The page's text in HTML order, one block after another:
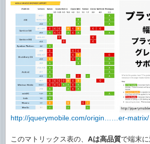
http://jquerymobile.com/origin……er-matrix/
このマトリックス表の、 Aは高品質で端末